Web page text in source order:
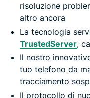
risoluzione
altro ancora
La tecnologia
TrustedServer,
Il nostro
tuo telefono da
tracciamento
Il protocollo di